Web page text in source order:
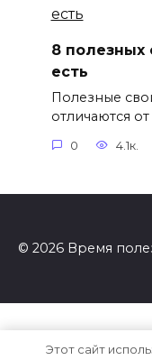
8 полезных
есть
Полезные
отличаются
0 4.1к.
© 2026 Время
Этот сайт